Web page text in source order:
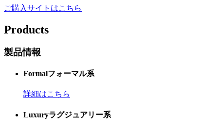
ご購入サイトはこちら
Products
製品情報
Formalフォーマル系
詳細はこちら
Luxuryラグジュアリー系